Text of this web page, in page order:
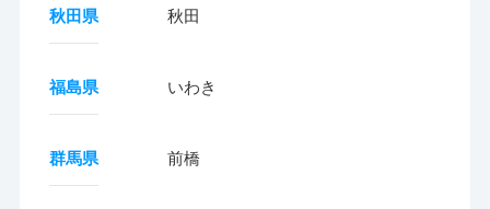
秋田県 秋田
福島県 いわき
群馬県 前橋